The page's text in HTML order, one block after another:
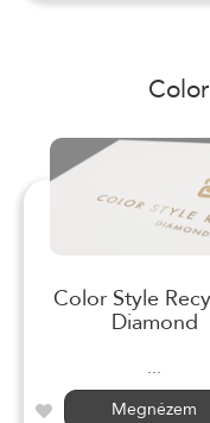
Color Style
Diamond
...
Megnézem